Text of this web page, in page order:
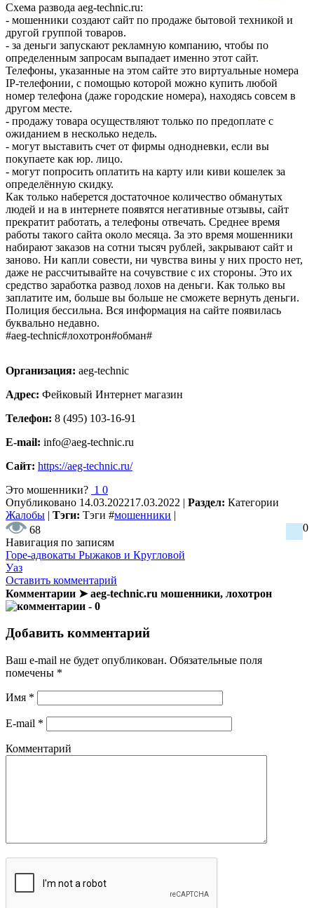
Схема развода aeg-technic.ru:
- мошенники создают сайт по продаже бытовой техникой и
другой группой товаров.
- за деньги запускают рекламную компанию, чтобы по
определенным запросам выпадает именно этот сайт.
Телефоны, указанные на этом сайте это виртуальные номера
IP-телефонии, с помощью которой можно купить любой
номер телефона (даже городские номера), находясь совсем в
другом месте.
- продажу товара осуществляют только по предоплате с
ожиданием в несколько недель.
- могут выставить счет от фирмы однодневки, если вы
покупаете как юр. лицо.
- могут попросить оплатить на карту или киви кошелек за
определённую скидку.
Как только наберется достаточное количество обманутых
людей и на в интернете появятся негативные отзывы, сайт
прекратит работать, а телефоны отвечать. Среднее время
работы такого сайта около месяца. За это время мошенники
набирают заказов на сотни тысяч рублей, закрывают сайт и
заново. Ни капли совести, ни чувства вины у них просто нет,
даже не рассчитывайте на сочувствие с их стороны. Это их
средство заработка развод лохов на деньги. Как только вы
заплатите им, больше вы больше не сможете вернуть деньги.
Полиция бессильна. Вся информация на сайте появилась
буквально недавно.
#aeg-technic#лохотрон#обман#
Организация: aeg-technic
Адрес: Фейковый Интернет магазин
Телефон: 8 (495) 103-16-91
E-mail: info@aeg-technic.ru
Сайт: https://aeg-technic.ru/
Это мошенники? 1 0
Опубликовано 14.03.202217.03.2022 | Раздел: Категории
Жалобы | Тэги: Тэги #мошенники |
68
0
Навигация по записям
Горе-адвокаты Рыжаков и Кругловой
Уаз
Оставить комментарий
Комментарии ➤ aeg-technic.ru мошенники, лохотрон
- 0
Добавить комментарий
Ваш e-mail не будет опубликован. Обязательные поля
помечены *
Имя *
E-mail *
Комментарий